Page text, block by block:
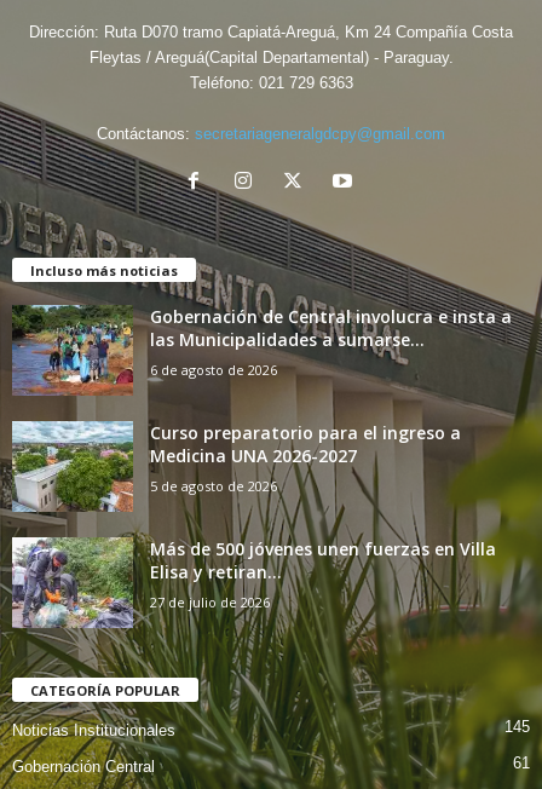
Dirección: Ruta D070 tramo Capiatá-Areguá, Km 24 Compañía Costa
Fleytas / Areguá(Capital Departamental) - Paraguay.
Teléfono: 021 729 6363
Contáctanos: secretariageneralgdcpy@gmail.com
Incluso más noticias
Gobernación de Central involucra e insta a
las Municipalidades a sumarse...
6 de agosto de 2026
Curso preparatorio para el ingreso a
Medicina UNA 2026-2027
5 de agosto de 2026
Más de 500 jóvenes unen fuerzas en Villa
Elisa y retiran...
27 de julio de 2026
CATEGORÍA POPULAR
Noticias Institucionales 145
Gobernación Central 61